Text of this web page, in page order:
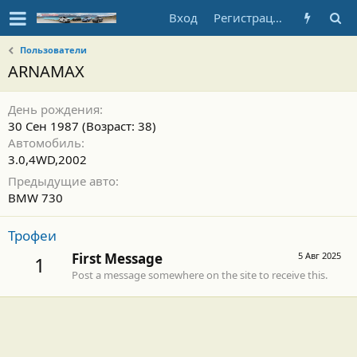
Вход Регистрация
Пользователи
ARNAMAX
День рождения
30 Сен 1987 (Возраст: 38)
Автомобиль
3.0,4WD,2002
Предыдущие авто
BMW 730
Трофеи
1 5 Авг 2025
First Message
Post a message somewhere on the site to receive this.